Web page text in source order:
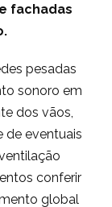
fachadas
pesadas
sonoro em
dos vãos,
de eventuais
conferir
global